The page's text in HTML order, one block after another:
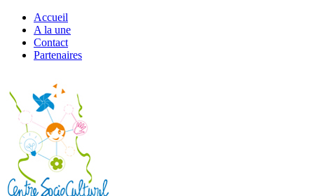
Accueil
A la une
Contact
Partenaires